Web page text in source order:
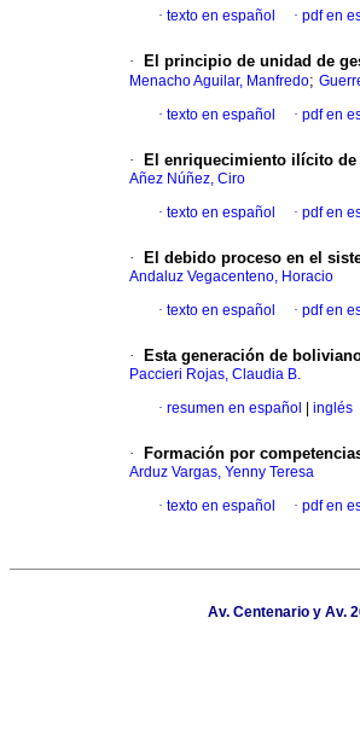
· texto en español · pdf en
· El principio de unidad de
Menacho Aguilar, Manfredo;
· texto en español · pdf en
· El enriquecimiento ilícito
Añez Núñez, Ciro
· texto en español · pdf en
· El debido proceso en el
Andaluz Vegacenteno, Horacio
· texto en español · pdf en
· Esta generación de
Paccieri Rojas, Claudia B.
· resumen en español inglés
· Formación por
Arduz Vargas, Yenny Teresa
· texto en español · pdf en
Av. Centenario y Av.